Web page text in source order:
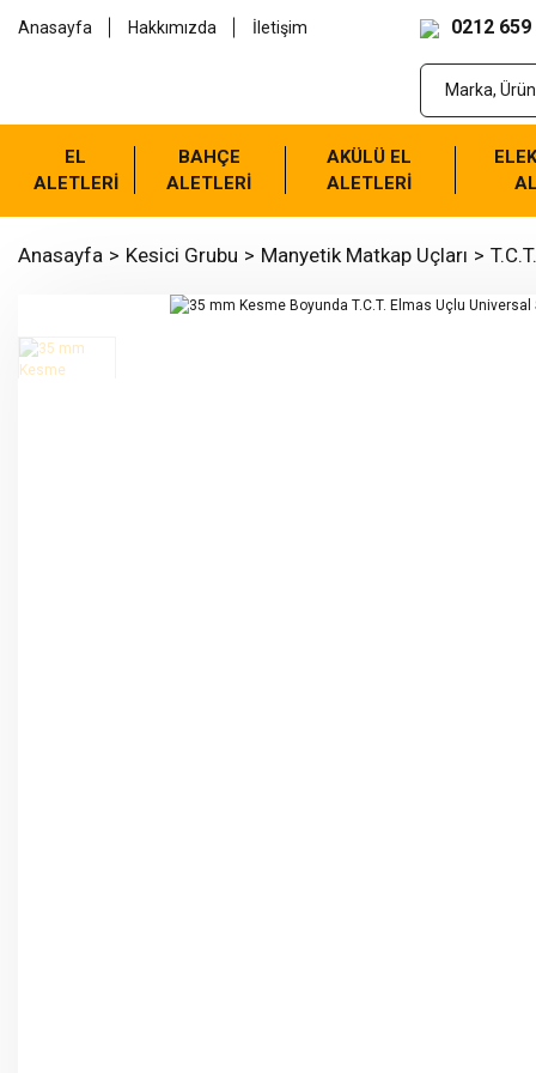
Anasayfa Hakkımızda İletişim 0212 659
EL
ALETLERİ
BAHÇE
ALETLERİ
AKÜLÜ EL
ALETLERİ
Anasayfa Kesici Grubu Manyetik Matkap Uçları